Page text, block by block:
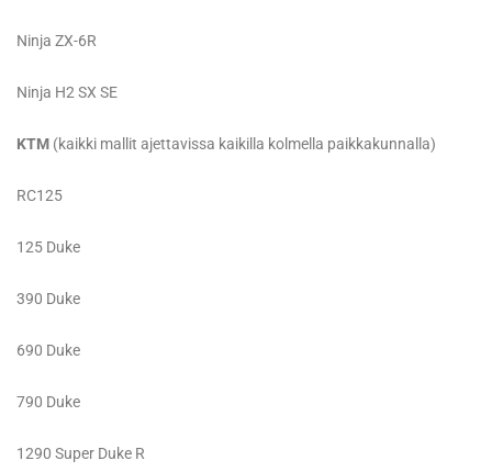
Ninja ZX-6R
Ninja H2 SX SE
KTM (kaikki mallit ajettavissa kaikilla kolmella paikkakunnalla)
RC125
125 Duke
390 Duke
690 Duke
790 Duke
1290 Super Duke R